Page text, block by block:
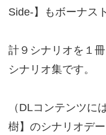
Side-】もボーナス
計９シナリオを１
シナリオ集です。
（DLコンテンツに
樹】のシナリオデ